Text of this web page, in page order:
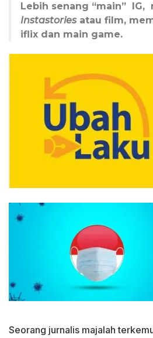
Lebih senang “main” IG,
Instastoriesatau film,
iflix dan main game.
Seorang jurnalis majalah